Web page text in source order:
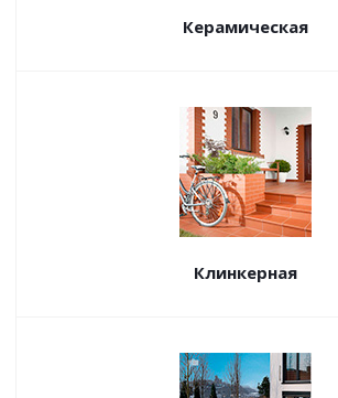
Керамическая
Клинкерная